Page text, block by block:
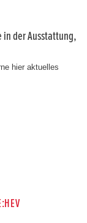
in der Ausstattung,
hier aktuelles